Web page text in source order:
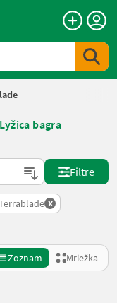
bagra
Filtre
x
Zoznam Mriežka